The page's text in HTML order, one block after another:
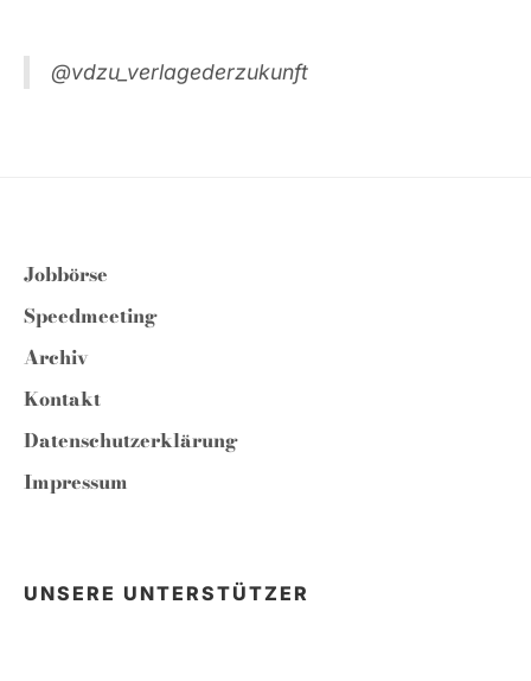
@vdzu_verlagederzukunft
Jobbörse
Speedmeeting
Archiv
Kontakt
Datenschutzerklärung
Impressum
UNSERE UNTERSTÜTZER